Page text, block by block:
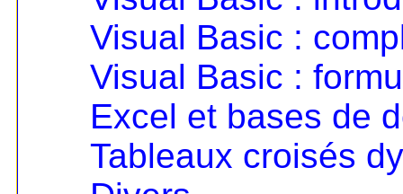
Visual Basic :
Visual Basic :
Excel et bases de
Tableaux croisés